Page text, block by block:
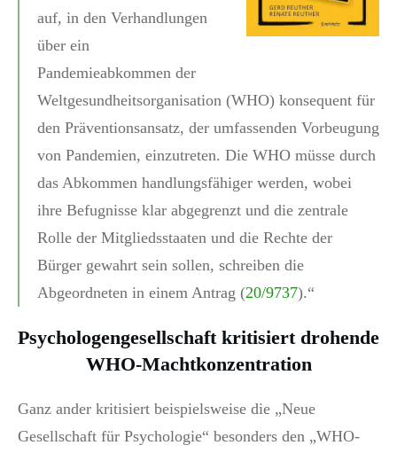
auf, in den Verhandlungen
über ein
Pandemieabkommen der
Weltgesundheitsorganisation (WHO) konsequent für
den Präventionsansatz, der umfassenden Vorbeugung
von Pandemien, einzutreten. Die WHO müsse durch
das Abkommen handlungsfähiger werden, wobei
ihre Befugnisse klar abgegrenzt und die zentrale
Rolle der Mitgliedsstaaten und die Rechte der
Bürger gewahrt sein sollen, schreiben die
Abgeordneten in einem Antrag (20/9737).“
Psychologengesellschaft kritisiert drohende
WHO-Machtkonzentration
Ganz ander kritisiert beispielsweise die „Neue
Gesellschaft für Psychologie“ besonders den „WHO-